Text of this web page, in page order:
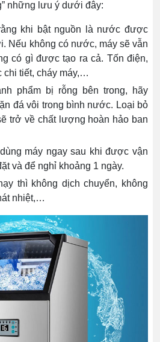
những lưu ý dưới đây:
khi bật nguồn là nước được
Nếu không có nước, máy sẽ vẫn
có gì được tạo ra cả. Tốn điện,
chi tiết, cháy máy,…
phẩm bị rỗng bên trong, hãy
đá vôi trong bình nước. Loại bỏ
trở về chất lượng hoàn hảo ban
máy ngay sau khi được vận
và để nghỉ khoảng 1 ngày.
thì không dịch chuyển, không
nhiệt,…